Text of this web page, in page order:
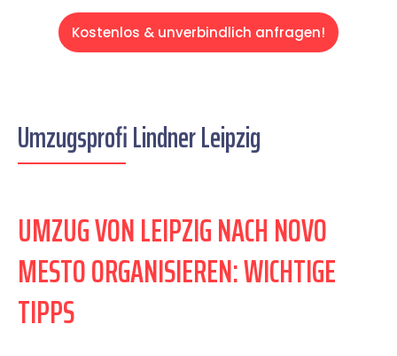
Kostenlos & unverbindlich anfragen!
Umzugsprofi Lindner Leipzig
UMZUG VON LEIPZIG NACH NOVO
MESTO ORGANISIEREN: WICHTIGE
TIPPS